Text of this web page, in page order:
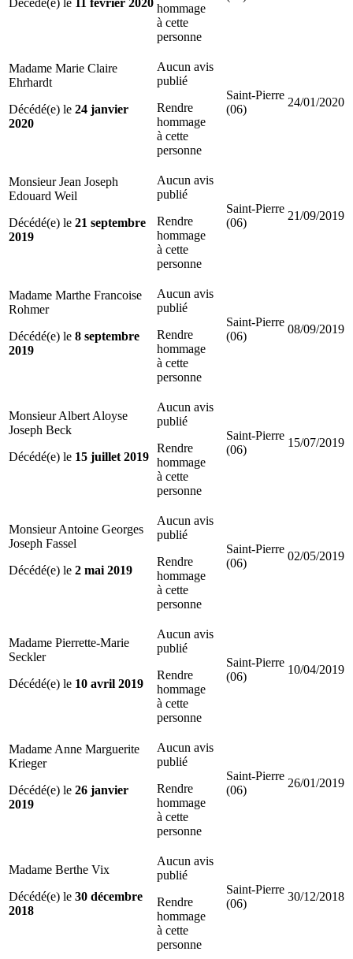
hommage
à cette
personne
Madame Marie Claire
Ehrhardt
Décédé(e) le 24 janvier
2020
Aucun avis
publié
Rendre
hommage
à cette
personne
Saint-Pierre
(06)
24/01/2020
Monsieur Jean Joseph
Edouard Weil
Décédé(e) le 21 septembre
2019
Aucun avis
publié
Rendre
hommage
à cette
personne
Saint-Pierre
(06)
21/09/2019
Madame Marthe Francoise
Rohmer
Décédé(e) le 8 septembre
2019
Aucun avis
publié
Rendre
hommage
à cette
personne
Saint-Pierre
(06)
08/09/2019
Monsieur Albert Aloyse
Joseph Beck
Décédé(e) le 15 juillet 2019
Aucun avis
publié
Rendre
hommage
à cette
personne
Saint-Pierre
(06)
15/07/2019
Monsieur Antoine Georges
Joseph Fassel
Décédé(e) le 2 mai 2019
Aucun avis
publié
Rendre
hommage
à cette
personne
Saint-Pierre
(06)
02/05/2019
Madame Pierrette-Marie
Seckler
Décédé(e) le 10 avril 2019
Aucun avis
publié
Rendre
hommage
à cette
personne
Saint-Pierre
(06)
10/04/2019
Madame Anne Marguerite
Krieger
Décédé(e) le 26 janvier
2019
Aucun avis
publié
Rendre
hommage
à cette
personne
Saint-Pierre
(06)
26/01/2019
Madame Berthe Vix
Décédé(e) le 30 décembre
2018
Aucun avis
publié
Rendre
hommage
à cette
personne
Saint-Pierre
(06)
30/12/2018